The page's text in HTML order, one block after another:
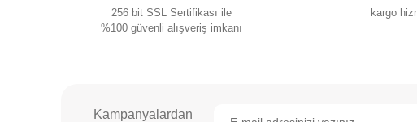
256 bit SSL Sertifikası ile
%100 güvenli alışveriş imkanı
kargo
Kampanyalardan